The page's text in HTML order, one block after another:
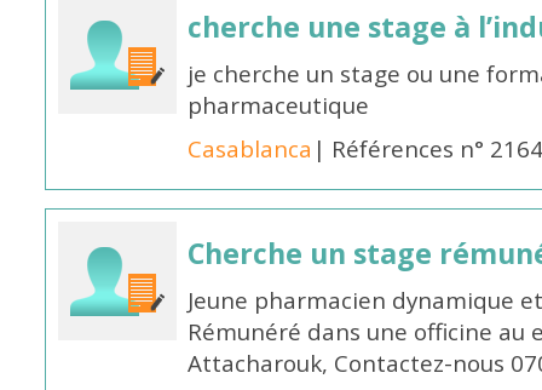
cherche une stage à
je cherche un stage ou une
pharmaceutique
Casablanca | Références n°
Cherche un stage
Jeune pharmacien dynamique
Rémunéré dans une officine au
Attacharouk, Contactez-nous